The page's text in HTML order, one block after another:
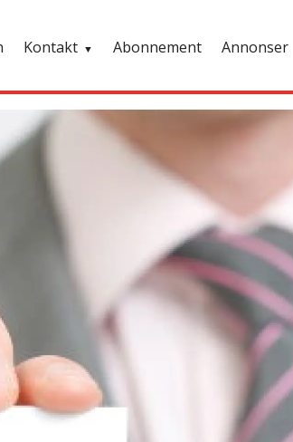
Kontakt Abonnement Annonser